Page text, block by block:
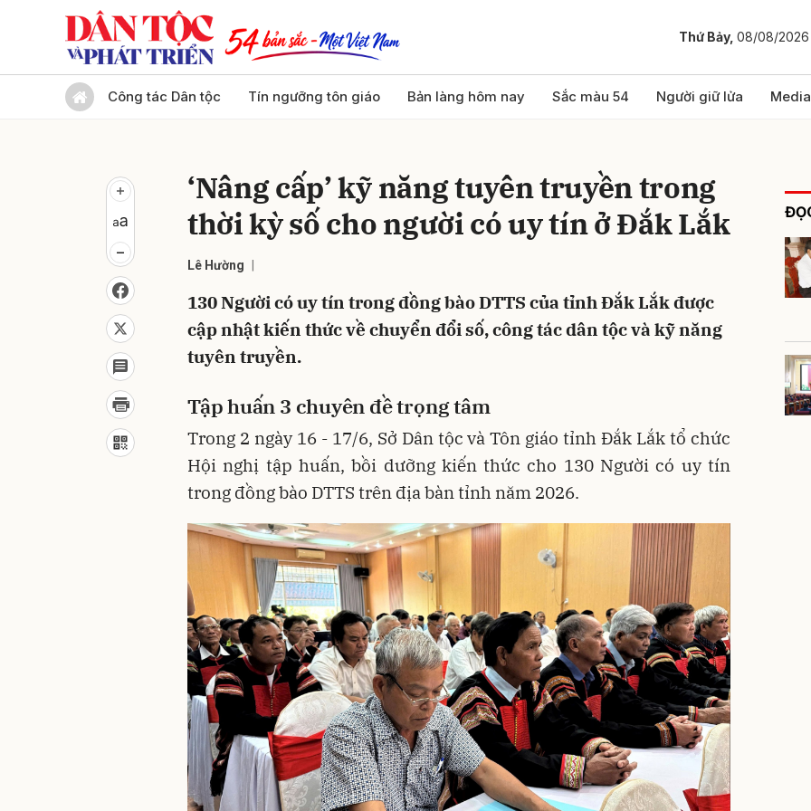
Thứ Bảy, 08/08/2026
Công tác Dân tộc Tín ngưỡng tôn giáo Bản làng hôm nay Sắc màu 54 Người giữ lửa Media
‘Nâng cấp’ kỹ năng tuyên truyền trong
thời kỳ số cho người có uy tín ở Đắk Lắk
Lê Hường
130 Người có uy tín trong đồng bào DTTS của tỉnh Đắk Lắk được
cập nhật kiến thức về chuyển đổi số, công tác dân tộc và kỹ năng
tuyên truyền.
Tập huấn 3 chuyên đề trọng tâm
Trong 2 ngày 16 - 17/6, Sở Dân tộc và Tôn giáo tỉnh Đắk Lắk tổ chức
Hội nghị tập huấn, bồi dưỡng kiến thức cho 130 Người có uy tín
trong đồng bào DTTS trên địa bàn tỉnh năm 2026.
Gửi bình luận